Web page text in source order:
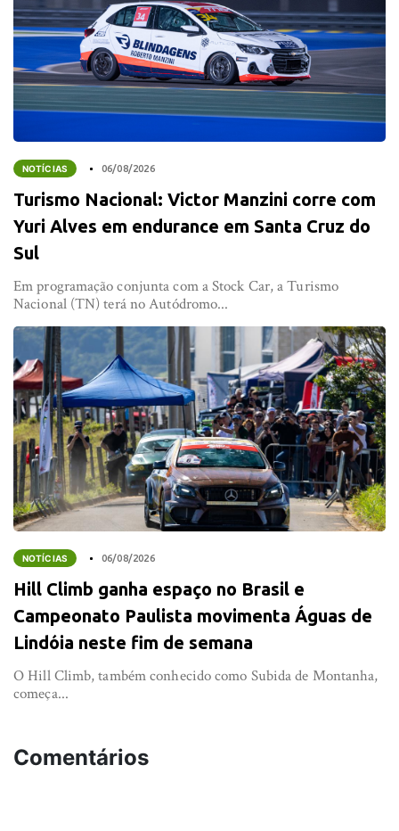
NOTÍCIAS 06/08/2026
Turismo Nacional: Victor Manzini corre com
Yuri Alves em endurance em Santa Cruz do
Sul
Em programação conjunta com a Stock Car, a Turismo
Nacional (TN) terá no Autódromo...
NOTÍCIAS 06/08/2026
Hill Climb ganha espaço no Brasil e
Campeonato Paulista movimenta Águas de
Lindóia neste fim de semana
O Hill Climb, também conhecido como Subida de Montanha,
começa...
Comentários